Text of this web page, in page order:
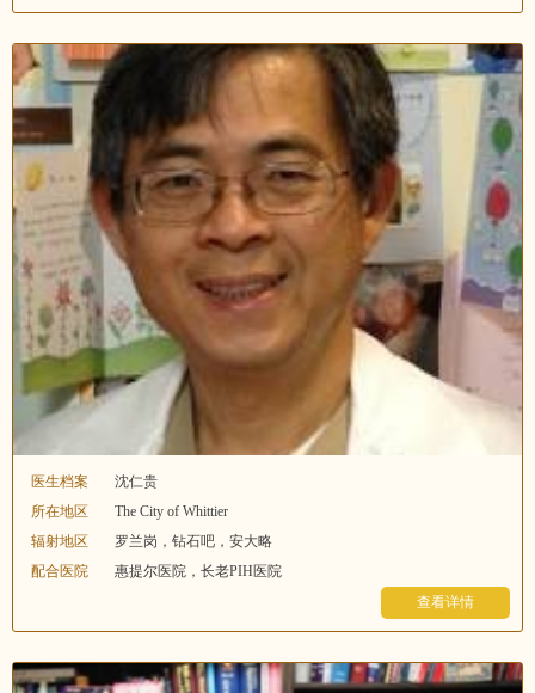
医生档案
沈仁贵
所在地区
The City of Whittier
辐射地区
罗兰岗，钻石吧，安大略
配合医院
惠提尔医院，长老PIH医院
查看详情